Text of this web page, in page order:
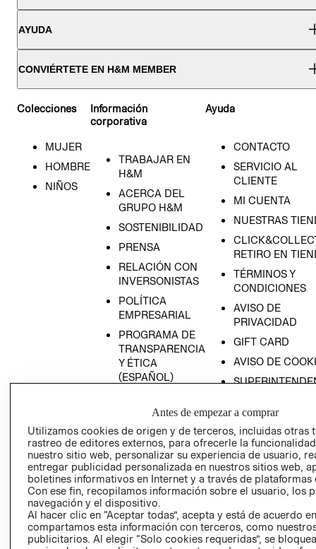
AYUDA
CONVIÉRTETE EN H&M MEMBER
Colecciones
MUJER
HOMBRE
NIÑOS
Información
corporativa
TRABAJAR EN
H&M
ACERCA DEL
GRUPO H&M
SOSTENIBILIDAD
PRENSA
RELACIÓN CON
INVERSONISTAS
POLÍTICA
EMPRESARIAL
PROGRAMA DE
TRANSPARENCIA
Y ÉTICA
(ESPAÑOL)
TRANSPARENCIA
Y ÉTICA (INGLÉS)
Ayuda
CONTACTO
SERVICIO AL
CLIENTE
MI CUENTA
NUESTRAS
RETIRO EN
TÉRMINOS Y
CONDICIONES
AVISO DE
PRIVACIDAD
GIFT CARD
AVISO DE
COMERCIO - SIC
PETICIONES
QUEJAS Y
RECLAMOS
Antes de empezar a comprar
Utilizamos cookies de origen y de terceros, incluidas otras
rastreo de editores externos, para ofrecerle la
nuestro sitio web, personalizar su experiencia de usuario,
entregar publicidad personalizada en nuestros sitios web,
boletines informativos en Internet y a través de plataformas
Con ese fin, recopilamos información sobre el usuario, los
navegación y el dispositivo.
Al hacer clic en “Aceptar todas”, acepta y está de acuerdo
compartamos esta información con terceros, como
publicitarios. Al elegir “Solo cookies requeridas”, se